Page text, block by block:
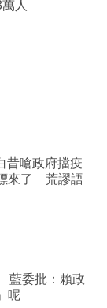
人
昔嗆政府擋疫
來了 荒謬語
藍委批：賴政
呢